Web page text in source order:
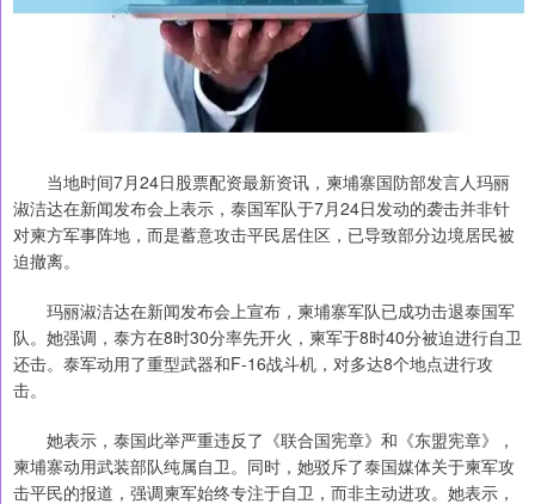
当地时间7月24日股票配资最新资讯，柬埔寨国防部发言人玛丽
淑洁达在新闻发布会上表示，泰国军队于7月24日发动的袭击并非针
对柬方军事阵地，而是蓄意攻击平民居住区，已导致部分边境居民被
迫撤离。
玛丽淑洁达在新闻发布会上宣布，柬埔寨军队已成功击退泰国军
队。她强调，泰方在8时30分率先开火，柬军于8时40分被迫进行自卫
还击。泰军动用了重型武器和F-16战斗机，对多达8个地点进行攻
击。
她表示，泰国此举严重违反了《联合国宪章》和《东盟宪章》，
柬埔寨动用武装部队纯属自卫。同时，她驳斥了泰国媒体关于柬军攻
击平民的报道，强调柬军始终专注于自卫，而非主动进攻。她表示，